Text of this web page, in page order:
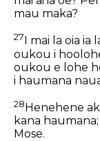
mau maka?
27
I mai la oia
oukou i
oukou e lohe
i haumana
28Henehene
kana
Mose.